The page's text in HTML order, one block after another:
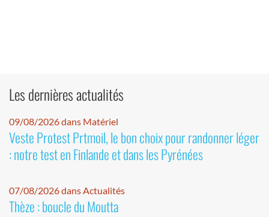
Les dernières actualités
09/08/2026 dans Matériel
Veste Protest Prtmoil, le bon choix pour randonner léger
: notre test en Finlande et dans les Pyrénées
07/08/2026 dans Actualités
Thèze : boucle du Moutta